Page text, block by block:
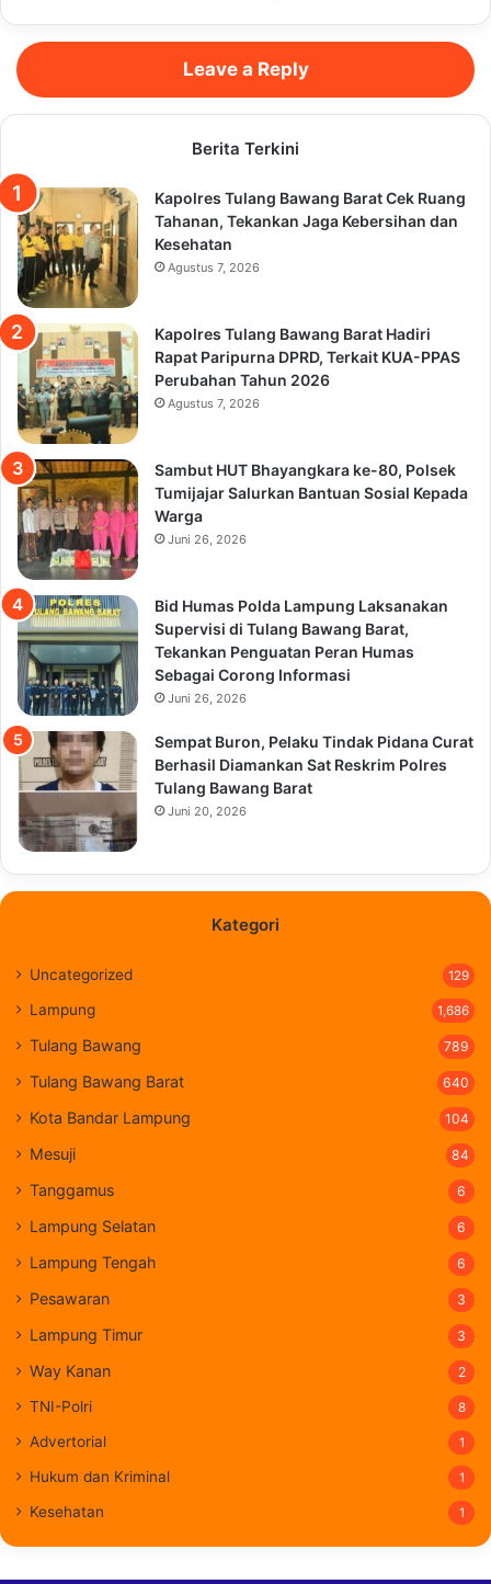
Leave a Reply
Berita Terkini
Kapolres Tulang Bawang Barat Cek Ruang
Tahanan, Tekankan Jaga Kebersihan dan
Kesehatan
Agustus 7, 2026
Kapolres Tulang Bawang Barat Hadiri
Rapat Paripurna DPRD, Terkait KUA-PPAS
Perubahan Tahun 2026
Agustus 7, 2026
Sambut HUT Bhayangkara ke-80, Polsek
Tumijajar Salurkan Bantuan Sosial Kepada
Warga
Juni 26, 2026
Bid Humas Polda Lampung Laksanakan
Supervisi di Tulang Bawang Barat,
Tekankan Penguatan Peran Humas
Sebagai Corong Informasi
Juni 26, 2026
Sempat Buron, Pelaku Tindak Pidana Curat
Berhasil Diamankan Sat Reskrim Polres
Tulang Bawang Barat
Juni 20, 2026
Kategori
Uncategorized 129
Lampung 1,686
Tulang Bawang 789
Tulang Bawang Barat 640
Kota Bandar Lampung 104
Mesuji 84
Tanggamus 6
Lampung Selatan 6
Lampung Tengah 6
Pesawaran 3
Lampung Timur 3
Way Kanan 2
TNI-Polri 8
Advertorial 1
Hukum dan Kriminal 1
Kesehatan 1